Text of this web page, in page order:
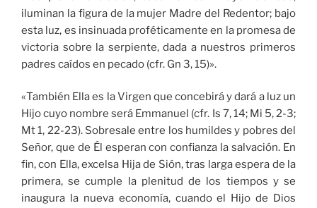
iluminan la figura de la mujer Madre del Redentor; bajo
esta luz, es insinuada proféticamente en la promesa de
victoria sobre la serpiente, dada a nuestros primeros
padres caídos en pecado (cfr. Gn 3, 15)».
«También Ella es la Virgen que concebirá y dará a luz un
Hijo cuyo nombre será Emmanuel (cfr. Is 7, 14; Mi 5, 2-3;
Mt 1, 22-23). Sobresale entre los humildes y pobres del
Señor, que de Él esperan con confianza la salvación. En
fin, con Ella, excelsa Hija de Sión, tras larga espera de la
primera, se cumple la plenitud de los tiempos y se
inaugura la nueva economía, cuando el Hijo de Dios